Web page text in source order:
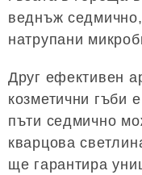
веднъж
натрупани
Друг ефективен
козметични гъби
пъти седмично
кварцова
ще гарантира